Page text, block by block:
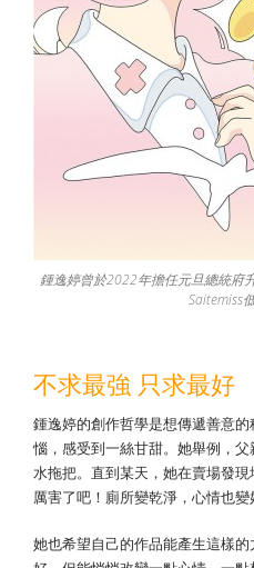
鍾逸婷曾於2022年擔任元旦總統府
Saitemiss
不求最強 只求最好
鍾逸婷的創作哲學是想傳遞善意
惱，感受到一絲甘甜。她舉例，
水拖把。直到某天，她在賣場發
厲害了吧！廁所變乾淨，心情也變
她也希望自己的作品能產生這樣